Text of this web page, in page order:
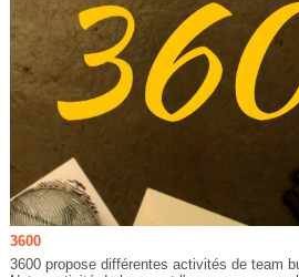
3600
3600 propose différentes activités de team